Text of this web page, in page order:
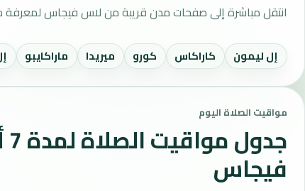
انتقل مباشرة إلى صفحات مدن قريبة من لاس فيجاس لمعرفة
إل ليمون كاراكاس كورو ميريدا ماراكايبو
مواقيت الصلاة اليوم
فيجاس